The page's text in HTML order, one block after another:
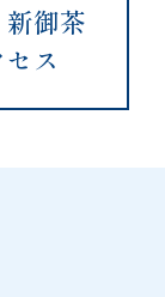
御茶
ス